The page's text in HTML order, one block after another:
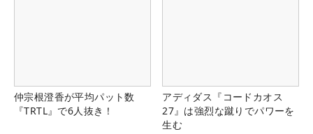
仲宗根澄香が平均パット数
『TRTL』で6人抜き！
アディダス『コードカオス
27』は強烈な蹴りでパワーを
生む